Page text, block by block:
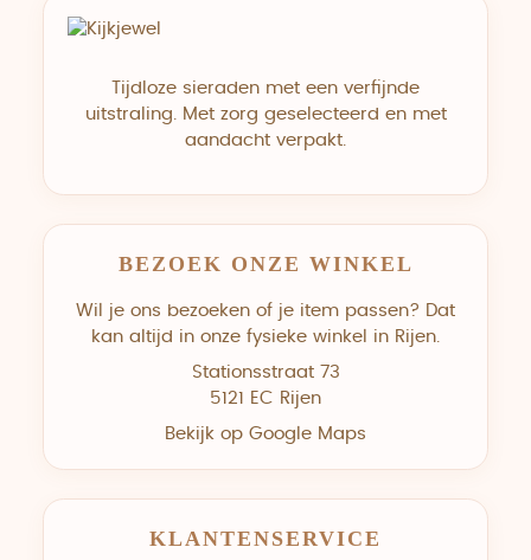
Tijdloze sieraden met een verfijnde
uitstraling. Met zorg geselecteerd en met
aandacht verpakt.
BEZOEK ONZE WINKEL
Wil je ons bezoeken of je item passen? Dat
kan altijd in onze fysieke winkel in Rijen.
Stationsstraat 73
5121 EC Rijen
Bekijk op Google Maps
KLANTENSERVICE